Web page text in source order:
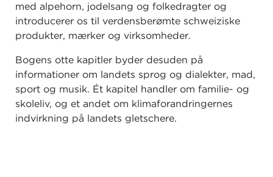
med alpehorn, jodelsang og folkedragter og
introducerer os til verdensberømte schweiziske
produkter, mærker og virksomheder.
Bogens otte kapitler byder desuden på
informationer om landets sprog og dialekter, mad,
sport og musik. Ét kapitel handler om familie- og
skoleliv, og et andet om klimaforandringernes
indvirkning på landets gletschere.